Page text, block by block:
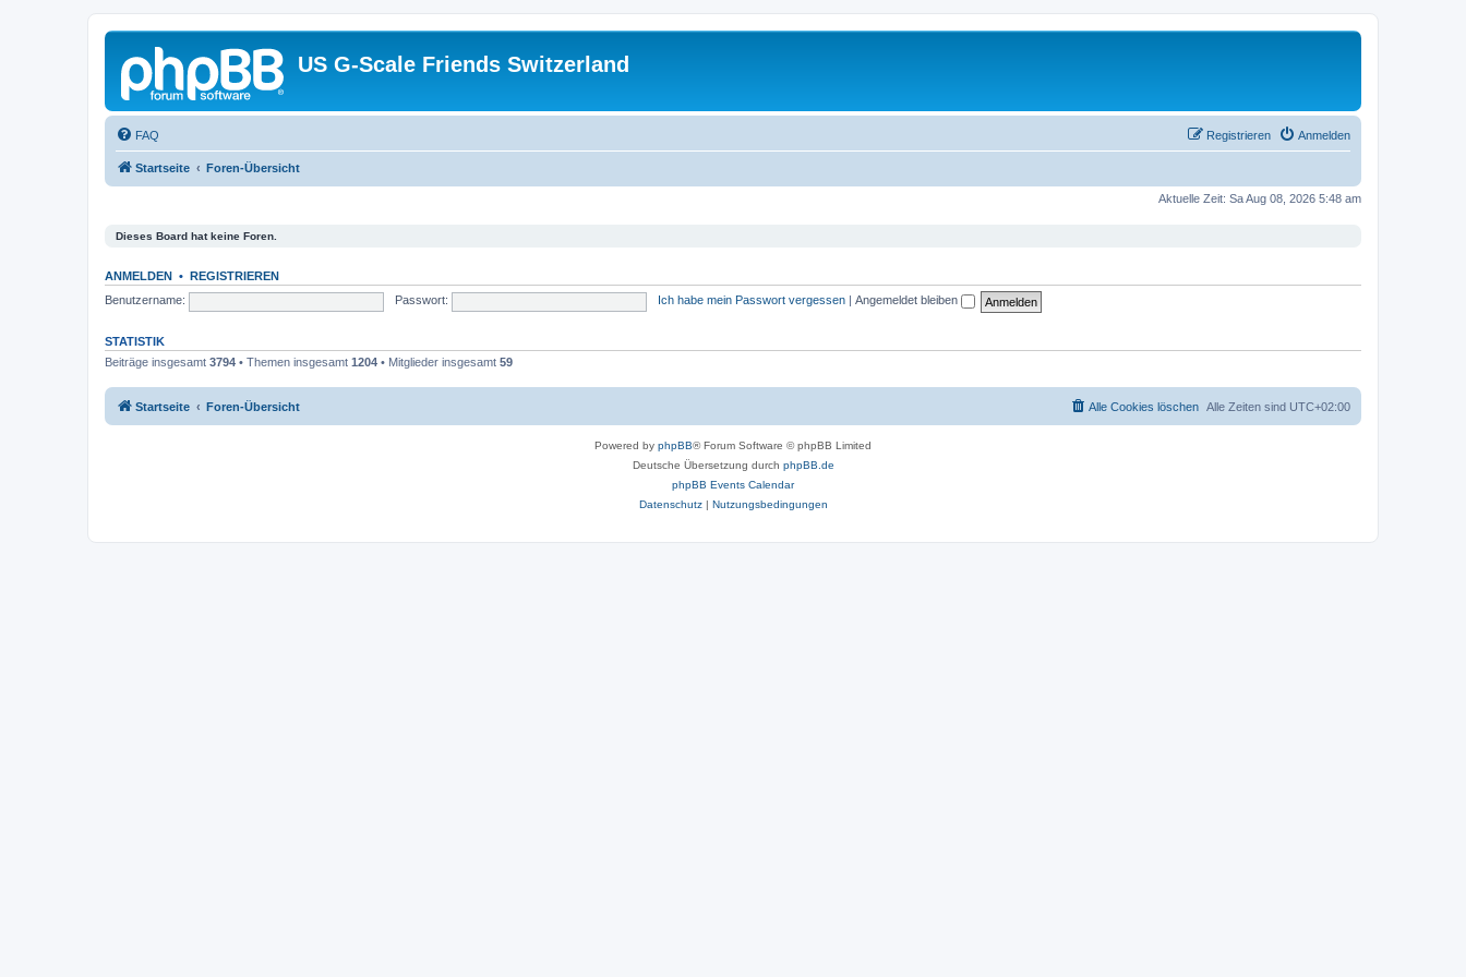
US G-Scale Friends Switzerland
FAQ Anmelden
Registrieren
Startseite Foren-Übersicht
Aktuelle Zeit: Sa Aug 08, 2026 5:48 am
Dieses Board hat keine Foren.
ANMELDEN • REGISTRIEREN
Benutzername:
Passwort: Ich habe mein Passwort vergessen Angemeldet bleiben
STATISTIK
Beiträge insgesamt 3794 • Themen insgesamt 1204 • Mitglieder insgesamt 59
Startseite Foren-Übersicht Alle Zeiten sind UTC+02:00
Alle Cookies löschen
Powered by phpBB® Forum Software © phpBB Limited
Deutsche Übersetzung durch phpBB.de
phpBB Events Calendar
Datenschutz| Nutzungsbedingungen